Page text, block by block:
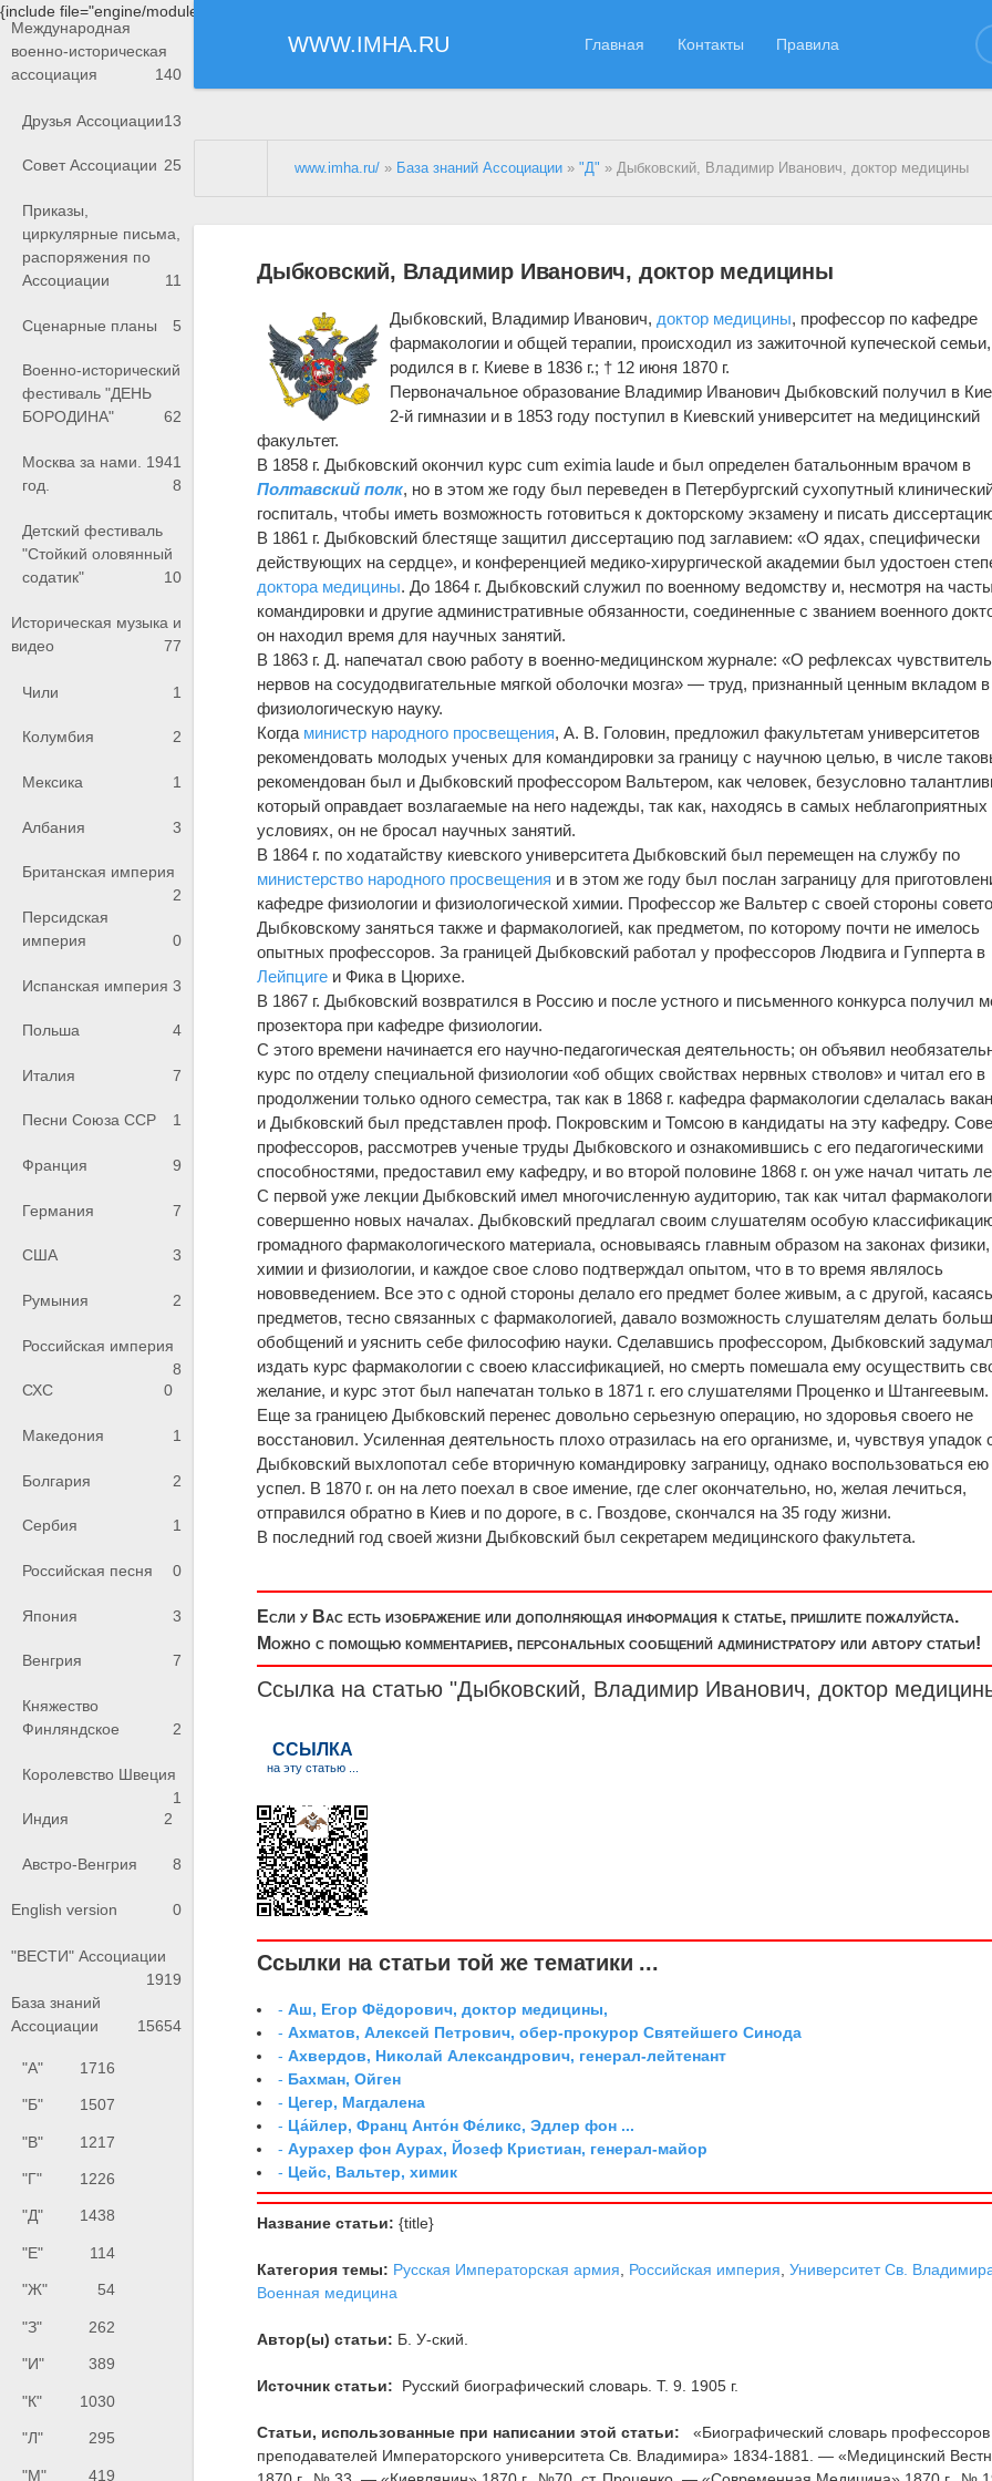
{include file="engine/modules/saperu/head.php"}
WWW.IMHA.RU Главная Контакты Правила
Международная
военно-историческая
ассоциация
140
Друзья Ассоциации13
Совет Ассоциации 25
Приказы,
циркулярные письма,
распоряжения по
Ассоциации
11
Сценарные планы 5
Военно-исторический
фестиваль "ДЕНЬ
БОРОДИНА"
62
Москва за нами. 1941
год.
8
Детский фестиваль
"Стойкий оловянный
содатик"
10
Историческая музыка и
видео
77
Чили 1
Колумбия 2
Мексика 1
Албания 3
Британская империя
2
Персидская
империя
0
Испанская империя 3
Польша 4
Италия 7
Песни Союза ССР 1
Франция 9
Германия 7
США 3
Румыния 2
Российская империя
8
СХС
0
Македония 1
Болгария 2
Сербия 1
Российская песня 0
Япония 3
Венгрия 7
Княжество
Финляндское
2
Королевство Швеция
1
Индия
2
Австро-Венгрия 8
English version 0
"ВЕСТИ" Ассоциации
1919
База знаний
Ассоциации
15654
"А" 1716
"Б" 1507
"В" 1217
"Г" 1226
"Д" 1438
"Е" 114
"Ж" 54
"З" 262
"И" 389
"К" 1030
"Л" 295
"М" 419
www.imha.ru/ » База знаний Ассоциации »"Д" » Дыбковский, Владимир Иванович, доктор медицины
Дыбковский, Владимир Иванович, доктор медицины
Дыбковский, Владимир Иванович, доктор медицины, профессор по кафедре
фармакологии и общей терапии, происходил из зажиточной купеческой семьи,
родился в г. Киеве в 1836 г.; † 12 июня 1870 г.
Первоначальное образование Владимир Иванович Дыбковский получил в
2-й гимназии и в 1853 году поступил в Киевский университет на медицинский
факультет.
В 1858 г. Дыбковский окончил курс cum eximia laude и был определен батальонным врачом в
Полтавский полк, но в этом же году был переведен в Петербургский сухопутный
госпиталь, чтобы иметь возможность готовиться к докторскому экзамену и писать
В 1861 г. Дыбковский блестяще защитил диссертацию под заглавием: «О ядах, специфически
действующих на сердце», и конференцией медико-хирургической академии был удостоен
доктора медицины. До 1864 г. Дыбковский служил по военному ведомству и, несмотря на
командировки и другие административные обязанности, соединенные с званием военного
он находил время для научных занятий.
В 1863 г. Д. напечатал свою работу в военно-медицинском журнале: «О рефлексах
нервов на сосудодвигательные мягкой оболочки мозга» — труд, признанный ценным вкладом в
физиологическую науку.
Когда министр народного просвещения, А. В. Головин, предложил факультетам университетов
рекомендовать молодых ученых для командировки за границу с научною целью, в числе
рекомендован был и Дыбковский профессором Вальтером, как человек, безусловно
который оправдает возлагаемые на него надежды, так как, находясь в самых неблагоприятных
условиях, он не бросал научных занятий.
В 1864 г. по ходатайству киевского университета Дыбковский был перемещен на службу по
министерство народного просвещения и в этом же году был послан заграницу для
кафедре физиологии и физиологической химии. Профессор же Вальтер с своей стороны
Дыбковскому заняться также и фармакологией, как предметом, по которому почти не имелось
опытных профессоров. За границей Дыбковский работал у профессоров Людвига и Гупперта в
Лейпциге и Фика в Цюрихе.
В 1867 г. Дыбковский возвратился в Россию и после устного и письменного конкурса получил
прозектора при кафедре физиологии.
С этого времени начинается его научно-педагогическая деятельность; он объявил
курс по отделу специальной физиологии «об общих свойствах нервных стволов» и читал его в
продолжении только одного семестра, так как в 1868 г. кафедра фармакологии сделалась
и Дыбковский был представлен проф. Покровским и Томсою в кандидаты на эту кафедру.
профессоров, рассмотрев ученые труды Дыбковского и ознакомившись с его педагогическими
способностями, предоставил ему кафедру, и во второй половине 1868 г. он уже начал читать
С первой уже лекции Дыбковский имел многочисленную аудиторию, так как читал
совершенно новых началах. Дыбковский предлагал своим слушателям особую
громадного фармакологического материала, основываясь главным образом на законах физики,
химии и физиологии, и каждое свое слово подтверждал опытом, что в то время являлось
нововведением. Все это с одной стороны делало его предмет более живым, а с другой,
предметов, тесно связанных с фармакологией, давало возможность слушателям делать
обобщений и уяснить себе философию науки. Сделавшись профессором, Дыбковский
издать курс фармакологии с своею классификацией, но смерть помешала ему осуществить
желание, и курс этот был напечатан только в 1871 г. его слушателями Проценко и Штангеевым.
Еще за границею Дыбковский перенес довольно серьезную операцию, но здоровья своего не
восстановил. Усиленная деятельность плохо отразилась на его организме, и, чувствуя упадок
Дыбковский выхлопотал себе вторичную командировку заграницу, однако воспользоваться ею
успел. В 1870 г. он на лето поехал в свое имение, где слег окончательно, но, желая лечиться,
отправился обратно в Киев и по дороге, в с. Гвоздове, скончался на 35 году жизни.
В последний год своей жизни Дыбковский был секретарем медицинского факультета.
Если у Вас есть изображение или дополняющая информация к статье, пришлите пожалуйста.
Можно с помощью комментариев, персональных сообщений администратору или автору статьи!
Ссылка на статью "Дыбковский, Владимир Иванович,доктор
Ссылки на статьи той же тематики ...
-Аш, Егор Фёдорович, доктор медицины,
-Ахматов, Алексей Петрович, обер-прокурор Святейшего Синода
-Ахвердов, Николай Александрович, генерал-лейтенант
- Бахман, Ойген
- Цегер, Магдалена
- Ца́йлер, Франц Анто́н Фе́ликс, Эдлер фон ...
-Аурахер фон Аурах, Йозеф Кристиан, генерал-майор
- Цейс, Вальтер, химик
Название статьи: {title}
Категория темы: Русская Императорская армия Российская империя ,Университет Св.
Военная медицина
Автор(ы) статьи: Б. У-ский.
Источник статьи: Русский биографический словарь. Т. 9. 1905 г.
Статьи, использованные при написании этой статьи:
«Биографический словарь
преподавателей Императорского университета Св. Владимира» 1834-1881. — «Медицинский